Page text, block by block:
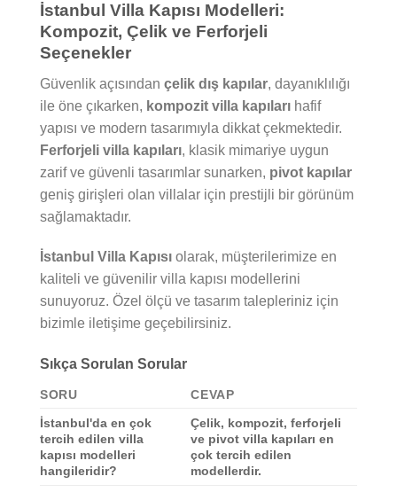
İstanbul Villa Kapısı Modelleri:
Kompozit, Çelik ve Ferforjeli
Seçenekler
Güvenlik açısından çelik dış kapılar, dayanıklılığı
ile öne çıkarken, kompozit villa kapıları hafif
yapısı ve modern tasarımıyla dikkat çekmektedir.
Ferforjeli villa kapıları, klasik mimariye uygun
zarif ve güvenli tasarımlar sunarken, pivot kapılar
geniş girişleri olan villalar için prestijli bir görünüm
sağlamaktadır.
İstanbul Villa Kapısı olarak, müşterilerimize en
kaliteli ve güvenilir villa kapısı modellerini
sunuyoruz. Özel ölçü ve tasarım talepleriniz için
bizimle iletişime geçebilirsiniz.
Sıkça Sorulan Sorular
SORU
CEVAP
İstanbul'da en çok
tercih edilen villa
kapısı modelleri
hangileridir?
Çelik, kompozit, ferforjeli
ve pivot villa kapıları en
çok tercih edilen
modellerdir.